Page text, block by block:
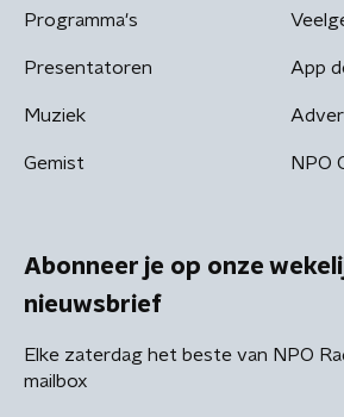
Programma's
Presentatoren
Muziek
Gemist
App
NPO
Abonneer je op onze
nieuwsbrief
Elke zaterdag het beste van NPO
mailbox